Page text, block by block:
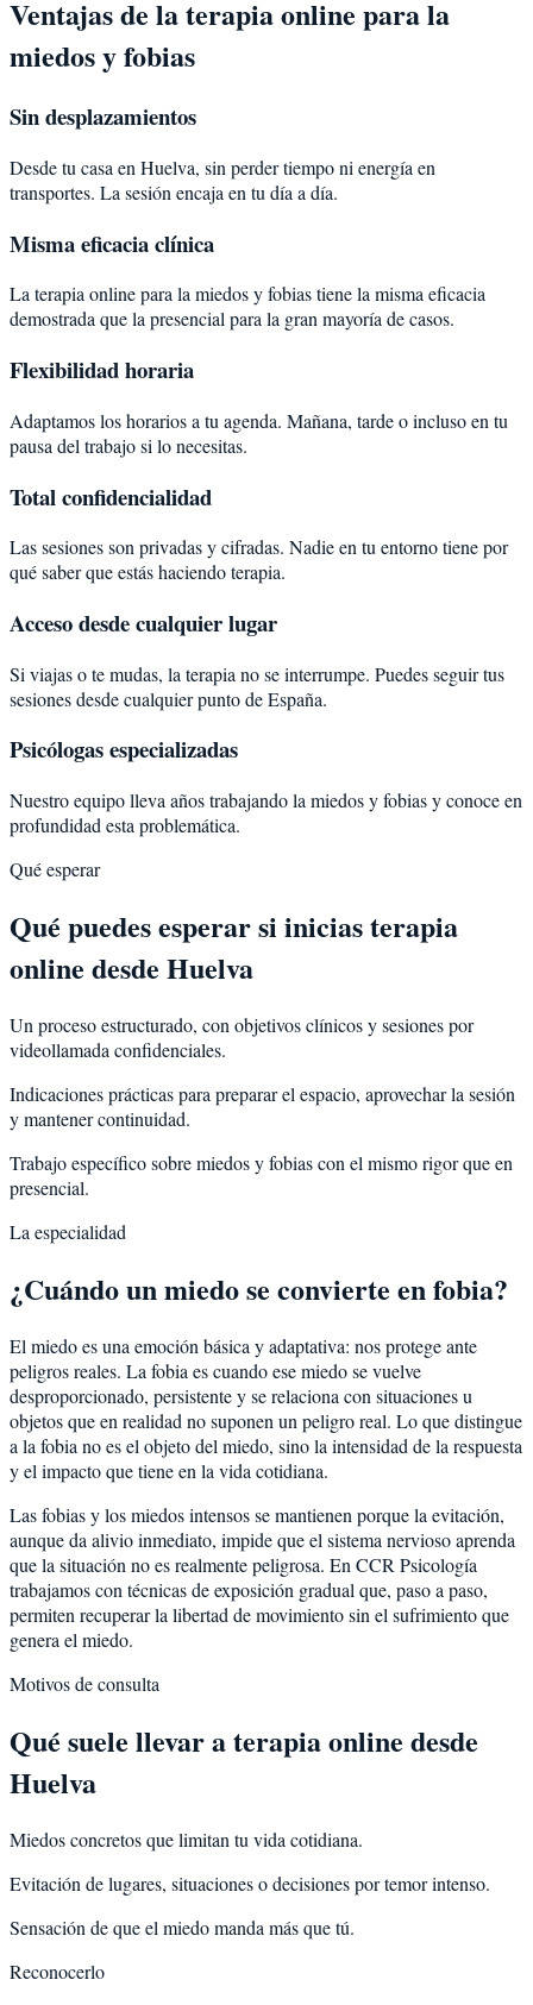
Ventajas de la terapia online para la
miedos y fobias
Sin desplazamientos
Desde tu casa en Huelva, sin perder tiempo ni energía en
transportes. La sesión encaja en tu día a día.
Misma eficacia clínica
La terapia online para la miedos y fobias tiene la misma eficacia
demostrada que la presencial para la gran mayoría de casos.
Flexibilidad horaria
Adaptamos los horarios a tu agenda. Mañana, tarde o incluso en tu
pausa del trabajo si lo necesitas.
Total confidencialidad
Las sesiones son privadas y cifradas. Nadie en tu entorno tiene por
qué saber que estás haciendo terapia.
Acceso desde cualquier lugar
Si viajas o te mudas, la terapia no se interrumpe. Puedes seguir tus
sesiones desde cualquier punto de España.
Psicólogas especializadas
Nuestro equipo lleva años trabajando la miedos y fobias y conoce en
profundidad esta problemática.
Qué esperar
Qué puedes esperar si inicias terapia
online desde Huelva
Un proceso estructurado, con objetivos clínicos y sesiones por
videollamada confidenciales.
Indicaciones prácticas para preparar el espacio, aprovechar la sesión
y mantener continuidad.
Trabajo específico sobre miedos y fobias con el mismo rigor que en
presencial.
La especialidad
¿Cuándo un miedo se convierte en fobia?
El miedo es una emoción básica y adaptativa: nos protege ante
peligros reales. La fobia es cuando ese miedo se vuelve
desproporcionado, persistente y se relaciona con situaciones u
objetos que en realidad no suponen un peligro real. Lo que distingue
a la fobia no es el objeto del miedo, sino la intensidad de la respuesta
y el impacto que tiene en la vida cotidiana.
Las fobias y los miedos intensos se mantienen porque la evitación,
aunque da alivio inmediato, impide que el sistema nervioso aprenda
que la situación no es realmente peligrosa. En CCR Psicología
trabajamos con técnicas de exposición gradual que, paso a paso,
permiten recuperar la libertad de movimiento sin el sufrimiento que
genera el miedo.
Motivos de consulta
Qué suele llevar a terapia online desde
Huelva
Miedos concretos que limitan tu vida cotidiana.
Evitación de lugares, situaciones o decisiones por temor intenso.
Sensación de que el miedo manda más que tú.
Reconocerlo